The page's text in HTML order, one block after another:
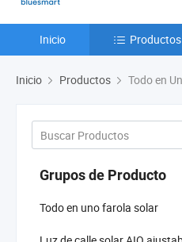
Inicio Productos
Inicio Productos Todo en
Grupos de Producto
Todo en uno farola solar